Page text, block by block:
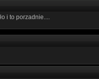
i to porzadnie....